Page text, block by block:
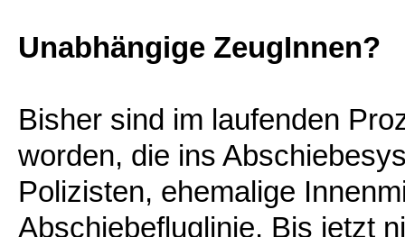
Unabhängige ZeugInnen?
Bisher sind im laufenden
worden, die ins
Polizisten, ehemalige
Abschiebefluglinie. Bis jetzt